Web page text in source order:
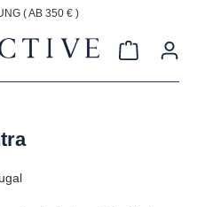
( AB 350 € )